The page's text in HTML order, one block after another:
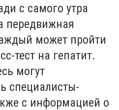
с самого утра
передвижная
может пройти
тест на гепатит.
могут
специалисты-
с информацией о